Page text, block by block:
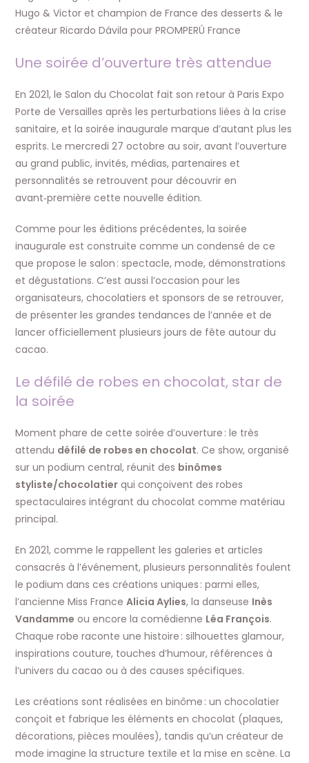
Hugo & Victor et champion de France des desserts & le
créateur Ricardo Dávila pour PROMPERÚ France
Une soirée d’ouverture très attendue
En 2021, le Salon du Chocolat fait son retour à Paris Expo
Porte de Versailles après les perturbations liées à la crise
sanitaire, et la soirée inaugurale marque d’autant plus les
esprits. Le mercredi 27 octobre au soir, avant l’ouverture
au grand public, invités, médias, partenaires et
personnalités se retrouvent pour découvrir en
avant‑première cette nouvelle édition.
Comme pour les éditions précédentes, la soirée
inaugurale est construite comme un condensé de ce
que propose le salon : spectacle, mode, démonstrations
et dégustations. C’est aussi l’occasion pour les
organisateurs, chocolatiers et sponsors de se retrouver,
de présenter les grandes tendances de l’année et de
lancer officiellement plusieurs jours de fête autour du
cacao.
Le défilé de robes en chocolat, star de
la soirée
Moment phare de cette soirée d’ouverture : le très
attendu défilé de robes en chocolat. Ce show, organisé
sur un podium central, réunit des binômes
styliste/chocolatier qui conçoivent des robes
spectaculaires intégrant du chocolat comme matériau
principal.
En 2021, comme le rappellent les galeries et articles
consacrés à l’événement, plusieurs personnalités foulent
le podium dans ces créations uniques : parmi elles,
l’ancienne Miss FranceAlicia Aylies, la danseuse Inès
Vandamme ou encore la comédienne Léa François.
Chaque robe raconte une histoire : silhouettes glamour,
inspirations couture, touches d’humour, références à
l’univers du cacao ou à des causes spécifiques.
Les créations sont réalisées en binôme : un chocolatier
conçoit et fabrique les éléments en chocolat (plaques,
décorations, pièces moulées), tandis qu’un créateur de
mode imagine la structure textile et la mise en scène. La